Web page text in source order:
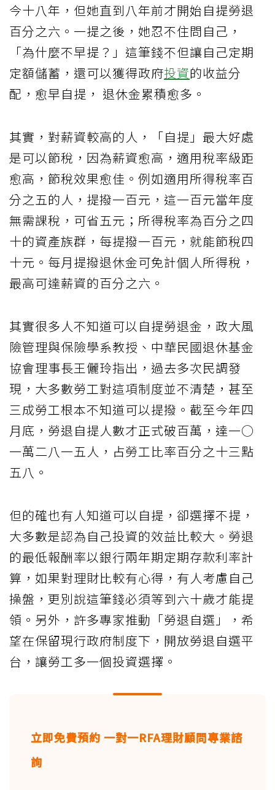
今十八年，但她直到八年前才開始自提勞退
百分之六。一提之後，她忍不住問自己，
「為什麼不早提？」這筆錢不但讓自己定期
定額儲蓄，還可以獲得政府投資的收益分
配，愈早自提， 退休金累積愈多。
其實，對薪資較高的人，「自提」最大好處
是可以節稅，因為薪資愈高，適用稅率級距
愈高，節稅效果愈佳。例如適用所得稅率百
分之五的人，提撥一百元，這一百元當年度
無需課稅，可省五元；所得稅率為百分之四
十的資產族群，每提撥一百元，就能節稅四
十元。每月提撥退休金可免計個人所得稅，
最高可達薪資的百分之六。
其實很多人不知道可以自提勞退金，政大風
險管理與保險學系教授、中華民國退休基金
協會理事長王儷玲指出，過去多次民調發
現，大多數勞工對這項制度並不清楚，甚至
三成勞工根本不知道可以提撥。截至今年四
月底，勞退自提人數才正式破百萬，達一○
一萬二八一五人，占勞工比率百分之十三點
五八。
但的確也有人知道可以自提，卻選擇不提，
大多數是認為自己投資的效益比較大。勞退
的最低報酬率以銀行兩年期定期存款利率計
算，如果對理財比較有心得，有人考慮自己
操盤，更別說這筆錢必須等到六十歲才能提
領。另外，許多專家推動「勞退自選」，希
望在保留現行政府制度下，開放勞退自選平
台，讓勞工多一個投資選擇。
立即免費預約 一對一RFA理財顧問專業諮
詢